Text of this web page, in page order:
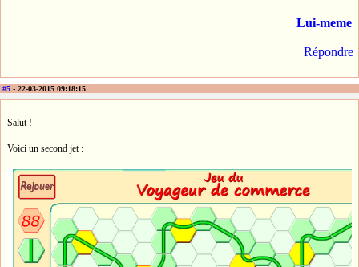
Lui-meme
Répondre
#5 - 22-03-2015 09:18:15
Salut !
Voici un second jet :